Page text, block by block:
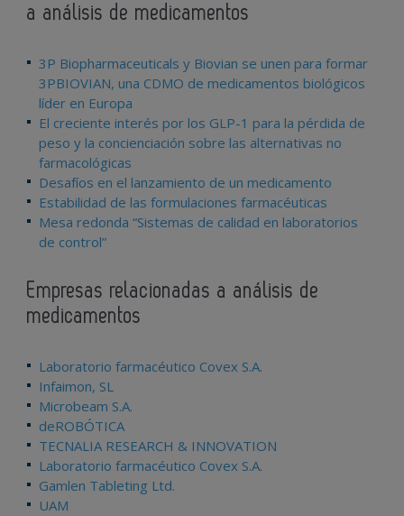
a análisis de medicamentos
3P Biopharmaceuticals y Biovian se unen para formar
3PBIOVIAN, una CDMO de medicamentos biológicos
líder en Europa
El creciente interés por los GLP-1 para la pérdida de
peso y la concienciación sobre las alternativas no
farmacológicas
Desafíos en el lanzamiento de un medicamento
Estabilidad de las formulaciones farmacéuticas
Mesa redonda “Sistemas de calidad en laboratorios
de control”
Empresas relacionadas a análisis de
medicamentos
Laboratorio farmacéutico Covex S.A.
Infaimon, SL
Microbeam S.A.
deROBÓTICA
TECNALIA RESEARCH & INNOVATION
Laboratorio farmacéutico Covex S.A.
Gamlen Tableting Ltd.
UAM